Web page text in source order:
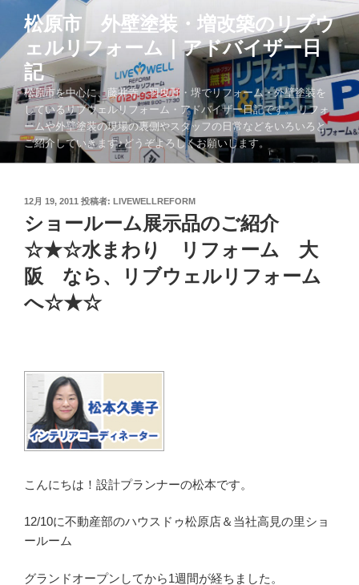
テ
ツ
へ
キ
ッ
松原市 外壁塗装・増改築のリブウ
ェルリフォーム｜アドバイザー日
記
松原市を中心に、藤井寺・羽曳野・堺でリフォーム・外壁塗装を
しているリブウェルリフォーム・アドバイザー日記です。 リフォ
ームや外壁塗装の現場の裏側やスタッフの日常などをいろいろと
ご紹介していきます♪どうぞよろしくお願いします。
投
稿
日:
12月 19, 2011 投稿者: LIVEWELLREFORM
ショールーム展示品のご紹介
☆★☆水まわり リフォーム 大
阪 なら、リブウェルリフォーム
へ☆★☆
こんにちは！設計プランナーの松本です。
12/10に不動産部のハウスドゥ松原店＆当社高見の里ショ
ールーム
グランドオープンしてから1週間が経ちました。